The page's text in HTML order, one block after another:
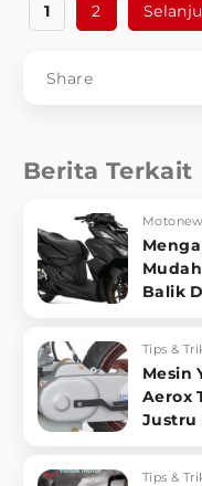
1 2
Share
Berita Terkait
Balik
Tips &
Mesin
Aerox
Justru
Tips &